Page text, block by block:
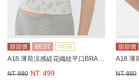
甜甜價 BEST NEW
A18.薄荷涼感緹花織紋平口BRA背心
NT. 880 NT. 499
甜甜價
NT. 880